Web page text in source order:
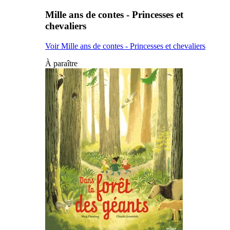
Mille ans de contes - Princesses et
chevaliers
Voir Mille ans de contes - Princesses et chevaliers
À paraître